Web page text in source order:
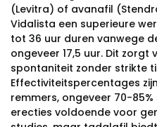
(Levitra) of avanafil
Vidalista een superieure
tot 36 uur duren vanwege
ongeveer 17,5 uur. Dit
spontaniteit zonder strikte
Effectiviteitspercentages
remmers, ongeveer 70-
erecties voldoende voor